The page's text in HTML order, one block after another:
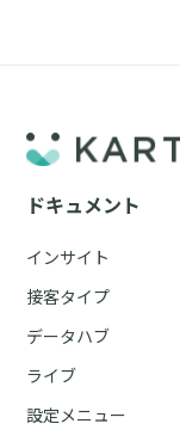
ドキュメント
インサイト
接客タイプ
データハブ
ライブ
設定メニュー